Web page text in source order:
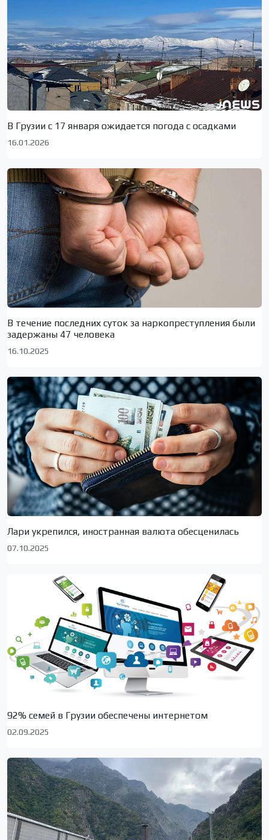
В Грузии с 17 января ожидается погода с осадками
16.01.2026
В течение последних суток за наркопреступления были
задержаны 47 человека
16.10.2025
Лари укрепился, иностранная валюта обесценилась
07.10.2025
92% семей в Грузии обеспечены интернетом
02.09.2025